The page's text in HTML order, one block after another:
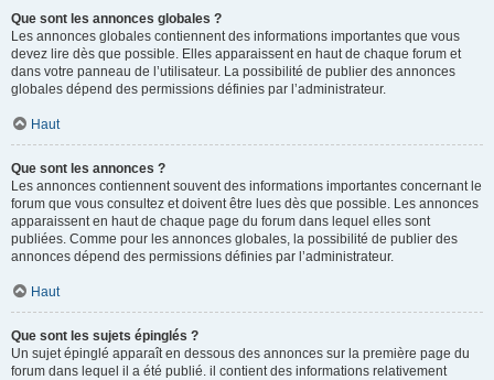
Que sont les annonces globales ?
Les annonces globales contiennent des informations importantes que vous
devez lire dès que possible. Elles apparaissent en haut de chaque forum et
dans votre panneau de l’utilisateur. La possibilité de publier des annonces
globales dépend des permissions définies par l’administrateur.
Haut
Que sont les annonces ?
Les annonces contiennent souvent des informations importantes concernant le
forum que vous consultez et doivent être lues dès que possible. Les annonces
apparaissent en haut de chaque page du forum dans lequel elles sont
publiées. Comme pour les annonces globales, la possibilité de publier des
annonces dépend des permissions définies par l’administrateur.
Haut
Que sont les sujets épinglés ?
Un sujet épinglé apparaît en dessous des annonces sur la première page du
forum dans lequel il a été publié. il contient des informations relativement